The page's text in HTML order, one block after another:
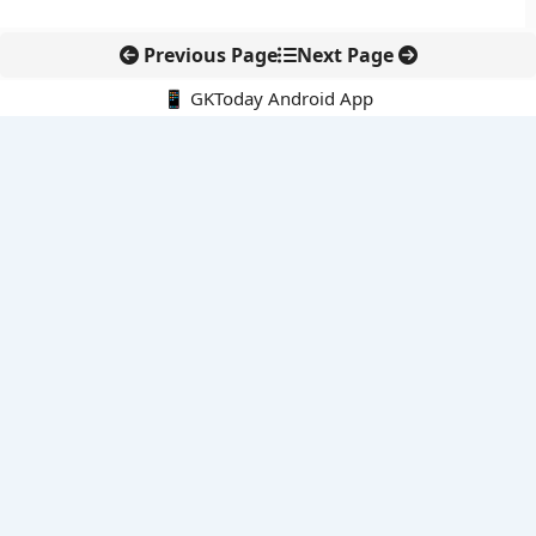
Previous Page Next Page
📱 GKToday Android App